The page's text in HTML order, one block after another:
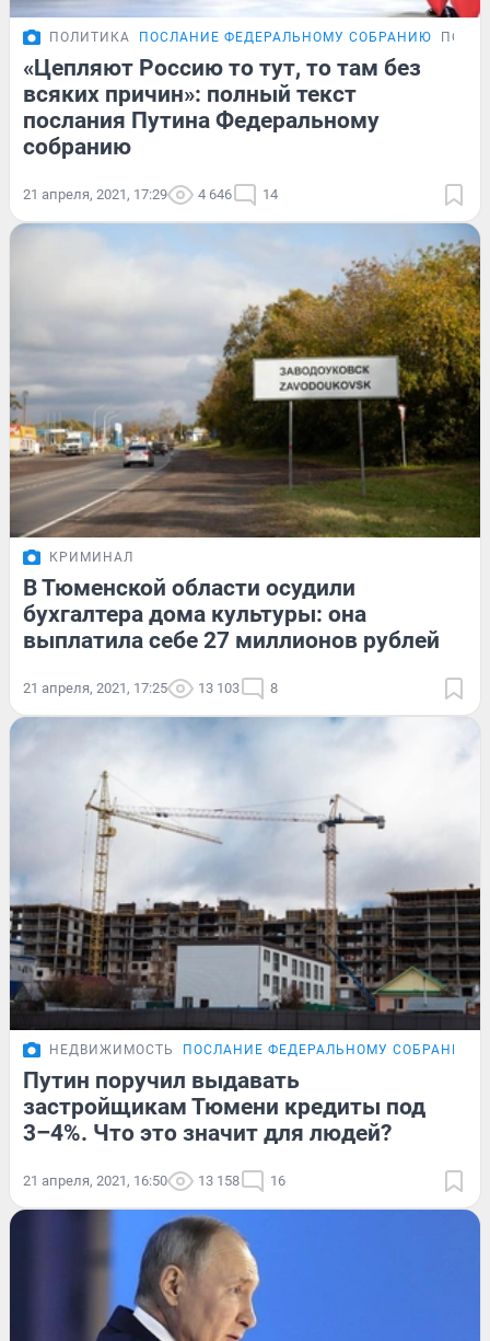
ПОЛИТИКА ПОСЛАНИЕ ФЕДЕРАЛЬНОМУ СОБРАНИЮ
«Цепляют Россию то тут, то там без
всяких причин»: полный текст
послания Путина Федеральному
собранию
21 апреля, 2021, 17:29 4 646 14
КРИМИНАЛ
В Тюменской области осудили
бухгалтера дома культуры: она
выплатила себе 27 миллионов рублей
21 апреля, 2021, 17:25 13 103 8
НЕДВИЖИМОСТЬ ПОСЛАНИЕ ФЕДЕРАЛЬНОМУ СОБРАНИЮ
Путин поручил выдавать
застройщикам Тюмени кредиты под
3–4%. Что это значит для людей?
21 апреля, 2021, 16:50 13 158 16